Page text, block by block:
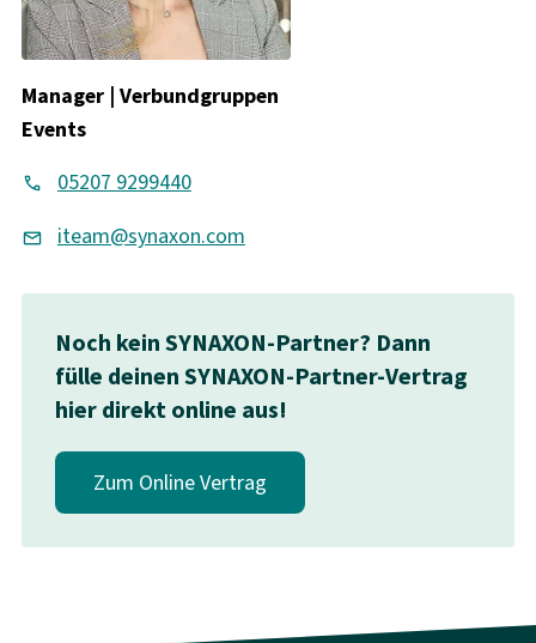
Manager | Verbundgruppen
Events
05207 9299440
iteam@synaxon.com
Noch kein SYNAXON-Partner? Dann
fülle deinen SYNAXON-Partner-Vertrag
hier direkt online aus!
Zum Online Vertrag